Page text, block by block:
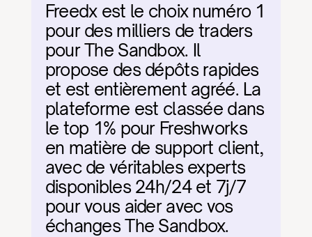
Freedx est le choix numéro 1
pour des milliers de traders
pour The Sandbox. Il
propose des dépôts rapides
et est entièrement agréé. La
plateforme est classée dans
le top 1% pour Freshworks
en matière de support client,
avec de véritables experts
disponibles 24h/24 et 7j/7
pour vous aider avec vos
échanges The Sandbox.